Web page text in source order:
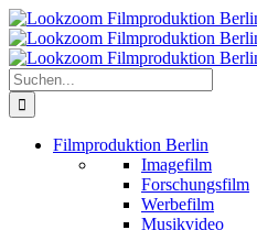
Zum
Inhalt
springen
Suche
nach:
Filmproduktion Berlin
Imagefilm
Forschungsfilm
Werbefilm
Musikvideo